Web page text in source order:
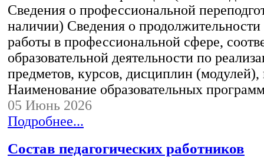
Сведения о профессиональной
наличии) Сведения о
работы в профессиональной сфере,
образовательной деятельности по
предметов, курсов, дисциплин (модулей),
Наименование образовательных
05 Июнь 2026
Подробнее...
Состав педагогических работников